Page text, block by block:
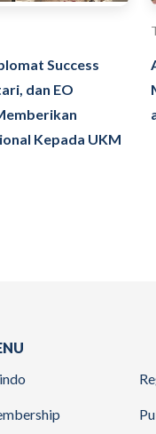
Success
dan EO
Kepada UKM